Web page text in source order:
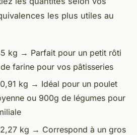
les plus utiles au
kg → Parfait pour un petit rôti
farine pour vos pâtisseries
kg → Idéal pour un poulet
ou 900g de légumes pour
kg → Correspond à un gros